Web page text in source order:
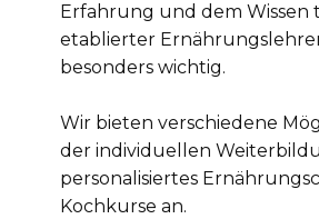
Erfahrung und dem Wissen
etablierter
besonders wichtig.
Wir bieten verschiedene
der individuellen
personalisiertes
Kochkurse an.